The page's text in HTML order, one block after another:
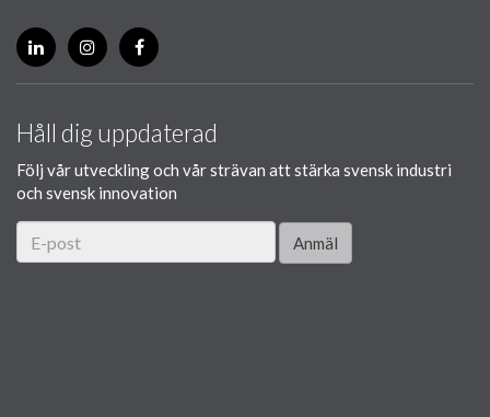
Håll dig uppdaterad
Följ vår utveckling och vår strävan att stärka svensk industri
och svensk innovation
Anmäl